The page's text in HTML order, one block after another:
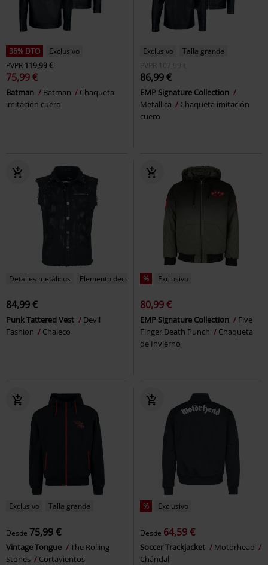
36% DTO
Exclusivo
PVPR119,99 €
75,99 €
Batman Batman
Chaqueta
imitación cuero
Exclusivo
Talla grande
PVPR 107,99 €
86,99 €
EMP Signature Collection
Metallica
Chaqueta imitación
cuero
Detalles metálicos Elemento decorativo
84,99 €
Punk Tattered Vest
Devil
Fashion
Chaleco
% Exclusivo
80,99 €
EMP Signature Collection
Five
Finger Death Punch
Chaqueta
de Invierno
Exclusivo Talla grande
Desde 75,99 €
Vintage Tongue
The Rolling
Stones
Cortavientos
% Exclusivo
Desde 64,59 €
Soccer Trackjacket
Motörhead
Chándal